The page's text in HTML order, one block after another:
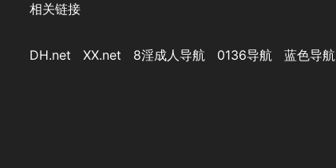
相关链接
DH.net XX.net 8淫成人导航 0136导航 蓝色导航